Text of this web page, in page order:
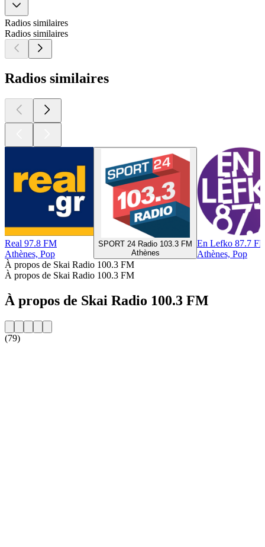
Radios similaires
Radios similaires
Radios similaires
Real 97.8 FM
Athènes, Pop
SPORT 24 Radio 103.3 FM
Athènes
En Lefko 87.7
Athènes, Pop
À propos de Skai Radio 100.3 FM
À propos de Skai Radio 100.3 FM
À propos de Skai Radio 100.3 FM
(79)